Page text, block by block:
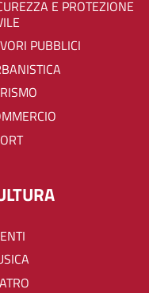
PUBBLICI